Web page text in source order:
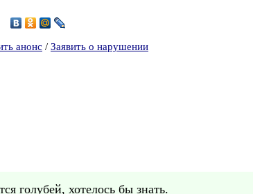
анонс / Заявить о нарушении
голубей, хотелось бы знать.